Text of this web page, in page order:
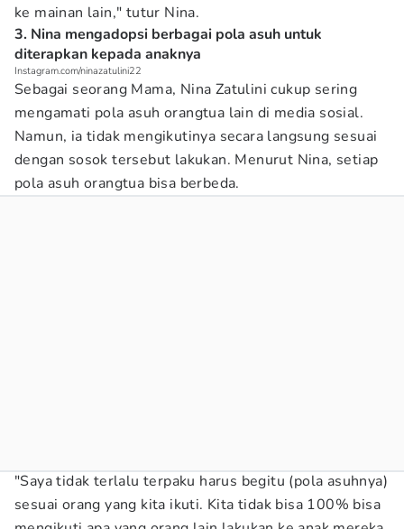
ke mainan lain," tutur Nina.
3. Nina mengadopsi berbagai pola asuh untuk
diterapkan kepada anaknya
Instagram.com/ninazatulini22
Sebagai seorang Mama, Nina Zatulini cukup sering
mengamati pola asuh orangtua lain di media sosial.
Namun, ia tidak mengikutinya secara langsung sesuai
dengan sosok tersebut lakukan. Menurut Nina, setiap
pola asuh orangtua bisa berbeda.
"Saya tidak terlalu terpaku harus begitu (pola asuhnya)
sesuai orang yang kita ikuti. Kita tidak bisa 100% bisa